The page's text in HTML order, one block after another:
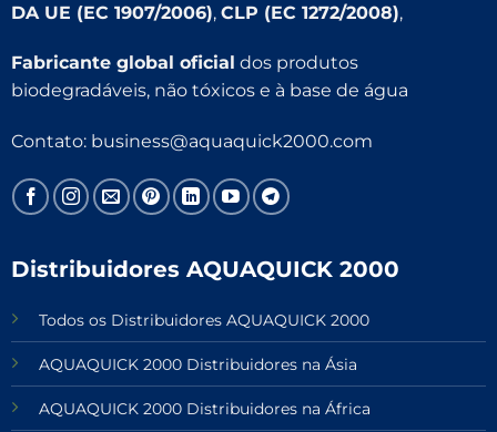
DA UE (EC 1907/2006), CLP (EC 1272/2008),
Fabricante global oficial dos produtos
biodegradáveis, não tóxicos e à base de água
Contato: business@aquaquick2000.com
Distribuidores AQUAQUICK 2000
Todos os Distribuidores AQUAQUICK 2000
AQUAQUICK 2000 Distribuidores na Ásia
AQUAQUICK 2000 Distribuidores na África